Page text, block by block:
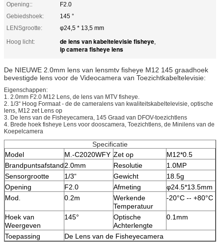
Opening::
F2.0
Gebiedshoek:
145 °
LENSgrootte:
φ24,5 * 13,5 mm
Hoog licht:
de lens van kabeltelevisie fisheye,
ip camera fisheye lens
De NIEUWE 2.0mm lens van lensmtv fisheye M12 145 graadhoek
bevestigde lens voor de Videocamera van Toezichtkabeltelevisie:
Eigenschappen:
1. 2.0mm F2.0 M12 Lens, de lens van MTV fisheye.
2. 1/3“ Hoog Formaat - de de cameralens van kwaliteitskabeltelevisie, optische
lens, M12 zet Lens op
3. De lens van de Fisheyecamera, 145 Graad van DFOV-toezichtlens
4. Brede hoek fisheye Lens voor dooscamera, Toezichtlens, de Minilens van de
Koepelcamera
Specificatie
Model
M.-C2020WFY Zet op
M12*0.5
Brandpuntsafstand2.0mm Resolutie
1.0MP
Sensorgrootte
1/3“ Gewicht
18.5g
Opening
F2.0 Afmeting
φ24.5*13.5mm
Mod.
0.2m
Werkende
Temperatuur
-20°C -- +80°C
Hoek van
Weergeven
145°
Optische
Achterlengte
0.1mm
Toepassing
De Lens van de Fisheyecamera